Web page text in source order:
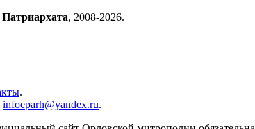
, 2008-2026.
.
infoeparh@yandex.ru.